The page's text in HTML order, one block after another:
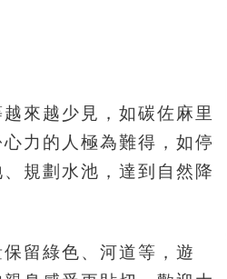
來越少見，如碳佐麻里
力的人極為難得，如停
規劃水池，達到自然降
留綠色、河道等，遊